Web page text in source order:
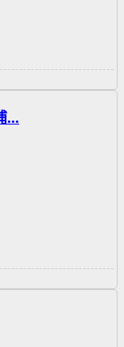
...